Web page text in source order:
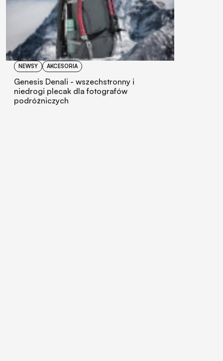
NEWSY AKCESORIA
Genesis Denali - wszechstronny i
niedrogi plecak dla fotografów
podróżniczych